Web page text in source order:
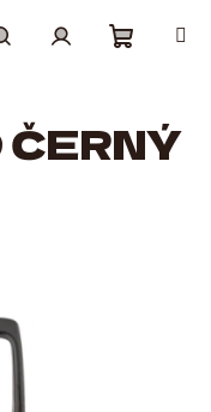
košík